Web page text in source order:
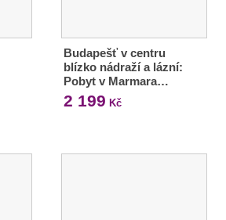
Budapešť v centru
blízko nádraží a lázní:
Pobyt v Marmara…
2 199 Kč